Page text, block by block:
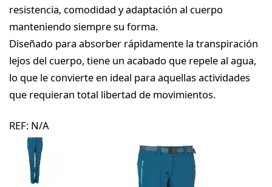
resistencia, comodidad y adaptación al cuerpo
manteniendo siempre su forma.
Diseñado para absorber rápidamente la transpiración
lejos del cuerpo, tiene un acabado que repele al agua,
lo que le convierte en ideal para aquellas actividades
que requieran total libertad de movimientos.
REF: N/A